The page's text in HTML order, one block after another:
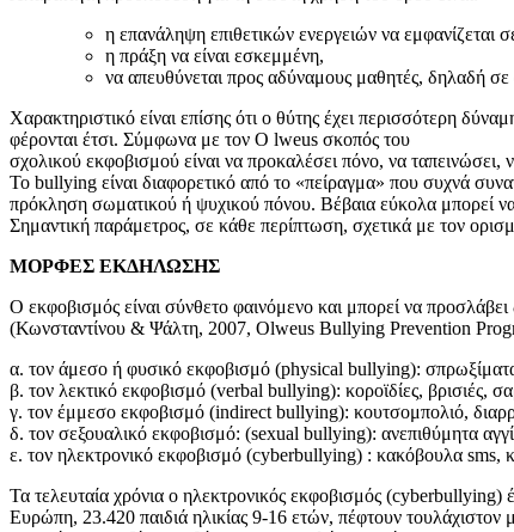
η επανάληψη επιθετικών ενεργειών να εμφανίζεται
η πράξη να είναι εσκεμμένη,
να απευθύνεται προς αδύναμους μαθητές, δηλαδή
Χαρακτηριστικό είναι επίσης ότι ο θύτης έχει περισσότερη
φέρονται έτσι. Σύμφωνα με τον Ο lweus σκοπός του
σχολικού εκφοβισμού είναι να προκαλέσει πόνο, να ταπεινώσει,
Το bullying είναι διαφορετικό από το «πείραγμα» που συχνά
πρόκληση σωματικού ή ψυχικού πόνου. Βέβαια εύκολα μπορεί
Σημαντική παράμετρος, σε κάθε περίπτωση, σχετικά με τον
ΜΟΡΦΕΣ ΕΚΔΗΛΩΣΗΣ
Ο εκφοβισμός είναι σύνθετο φαινόμενο και μπορεί να
(Κωνσταντίνου & Ψάλτη, 2007, Olweus Bullying Prevention
α. τον άμεσο ή φυσικό εκφοβισμό (physical bullying):
β. τον λεκτικό εκφοβισμό (verbal bullying): κοροϊδίες, βρισιές,
γ. τον έμμεσο εκφοβισμό (indirect bullying): κουτσομπολιό,
δ. τον σεξουαλικό εκφοβισμό: (sexual bullying): ανεπιθύμητα
ε. τoν ηλεκτρονικό εκφοβισμό (cyberbullying) : κακόβουλα sms,
Τα τελευταία χρόνια ο ηλεκτρονικός εκφοβισμός (cyberbullying)
Ευρώπη, 23.420 παιδιά ηλικίας 9-16 ετών, πέφτουν